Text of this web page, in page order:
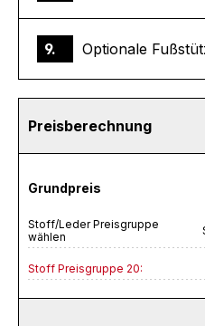
9. Optionale
Preisberechnung
Grundpreis
Stoff/Leder Preisgruppe
wählen
Stoff Preisgruppe 20: